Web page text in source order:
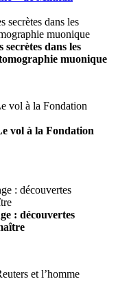
dans les
muonique
vol à la Fondation
: découvertes